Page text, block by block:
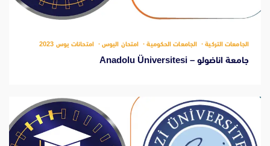
الجامعات التركية الجامعات الحكومية امتحان اليوس امتحانات يوس 2023
جامعة اناضولو – Anadolu Üniversitesi